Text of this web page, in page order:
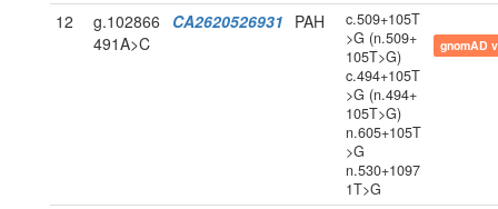
12
g.102866
491A>C
CA2620526931 PAH
c.509+105T
>G (n.509+
105T>G)
c.494+105T
>G (n.494+
105T>G)
n.605+105T
>G
n.530+1097
1T>G
gnomAD